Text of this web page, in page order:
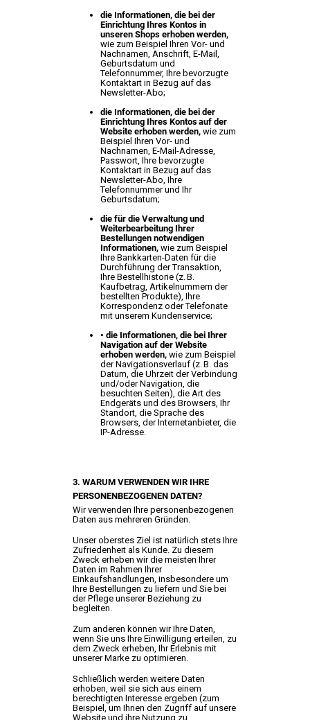
die Informationen, die bei der
Einrichtung Ihres Kontos in
unseren Shops erhoben werden,
wie zum Beispiel Ihren Vor- und
Nachnamen, Anschrift, E-Mail,
Geburtsdatum und
Telefonnummer, Ihre bevorzugte
Kontaktart in Bezug auf das
Newsletter-Abo;
die Informationen, die bei der
Einrichtung Ihres Kontos auf der
Website erhoben werden,wie zum
Beispiel Ihren Vor- und
Nachnamen, E-Mail-Adresse,
Passwort, Ihre bevorzugte
Kontaktart in Bezug auf das
Newsletter-Abo, Ihre
Telefonnummer und Ihr
Geburtsdatum;
die für die Verwaltung und
Weiterbearbeitung Ihrer
Bestellungen notwendigen
Informationen,wie zum Beispiel
Ihre Bankkarten-Daten für die
Durchführung der Transaktion,
Ihre Bestellhistorie (z. B.
Kaufbetrag, Artikelnummern der
bestellten Produkte), Ihre
Korrespondenz oder Telefonate
mit unserem Kundenservice;
• die Informationen, die bei Ihrer
Navigation auf der Website
erhoben werden,wie zum Beispiel
der Navigationsverlauf (z. B. das
Datum, die Uhrzeit der Verbindung
und/oder Navigation, die
besuchten Seiten), die Art des
Endgeräts und des Browsers, Ihr
Standort, die Sprache des
Browsers, der Internetanbieter, die
IP-Adresse.
3. WARUM VERWENDEN WIR IHRE
PERSONENBEZOGENEN DATEN?
Wir verwenden Ihre personenbezogenen
Daten aus mehreren Gründen.
Unser oberstes Ziel ist natürlich stets Ihre
Zufriedenheit als Kunde. Zu diesem
Zweck erheben wir die meisten Ihrer
Daten im Rahmen Ihrer
Einkaufshandlungen, insbesondere um
Ihre Bestellungen zu liefern und Sie bei
der Pflege unserer Beziehung zu
begleiten.
Zum anderen können wir Ihre Daten,
wenn Sie uns Ihre Einwilligung erteilen, zu
dem Zweck erheben, Ihr Erlebnis mit
unserer Marke zu optimieren.
Schließlich werden weitere Daten
erhoben, weil sie sich aus einem
berechtigten Interesse ergeben (zum
Beispiel, um Ihnen den Zugriff auf unsere
Website und ihre Nutzung zu